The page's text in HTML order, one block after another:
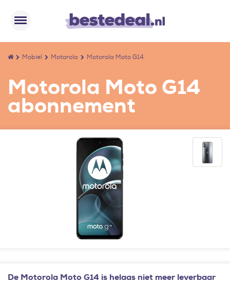
Mobiel Motorola Motorola Moto G14
Motorola Moto G14
abonnement
De Motorola Moto G14 is helaas niet meer leverbaar